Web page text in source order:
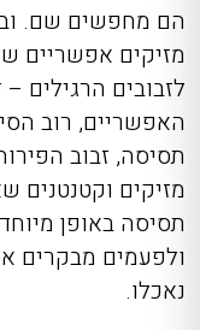
הם מחפשים שם.
מזיקים אפשריים
לזבובים הרגילים
האפשריים, רוב
תסיסה, זבוב
מזיקים וקטנטנים
תסיסה באופן
ולפעמים מבקרים
נאכלו.